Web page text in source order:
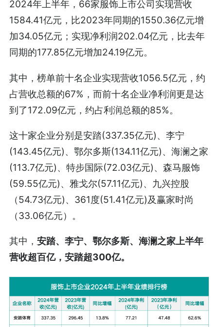
2024年上半年，66家服饰上市公司实现营收
1584.41亿元，比2023年同期的1550.36亿元增
加34.05亿元；实现净利润202.04亿元，比去年
同期的177.85亿元增加24.19亿元。
其中，榜单前十名企业实现营收1056.5亿元，约
占营收总额的67%，而前十名企业净利润更是达
到了172.09亿元，约占利润总额的85%。
这十家企业分别是安踏(337.35亿元)、李宁
(143.45亿元)、鄂尔多斯(134.11亿元)、海澜之家
(113.7亿元)、特步国际(72.03亿元)、森马服饰
(59.55亿元)、雅戈尔(57.11亿元)、九兴控股
（54.73亿元)、361度(51.41亿元)及赢家时尚
（33.06亿元）。
其中，安踏、李宁、鄂尔多斯、海澜之家上半年
营收超百亿，安踏超300亿。